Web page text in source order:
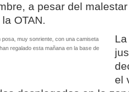
a pesar del
OTAN.
posa, muy sonriente, con una camiseta
regalado esta mañana en la base de
el